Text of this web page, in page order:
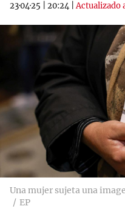
23·04·25
20:24 |Actualizado
Una mujer sujeta una
EP